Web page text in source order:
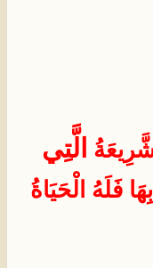
الَّتِي
فَلَهُ الْحَيَاةُ